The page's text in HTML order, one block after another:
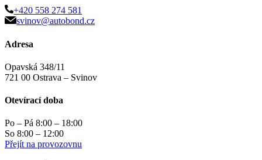
+420 558 274 581
svinov@autobond.cz
Adresa
Opavská 348/11
721 00 Ostrava – Svinov
Otevírací doba
Po – Pá 8:00 – 18:00
So 8:00 – 12:00
Přejít na provozovnu